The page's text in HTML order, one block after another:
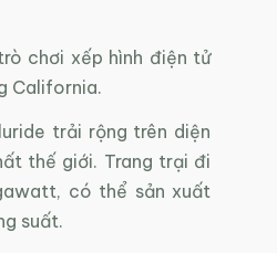
chơi xếp hình điện tử
California.
trải rộng trên diện
thế giới. Trang trại đi
có thể sản xuất
suất.